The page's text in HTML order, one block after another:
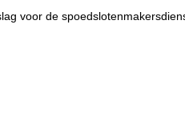
voor de